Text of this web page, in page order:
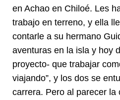
en Achao en Chiloé. Les
trabajo en terreno, y ella
contarle a su hermano
aventuras en la isla y hoy
proyecto- que trabajar
viajando”, y los dos se
carrera. Pero al parecer la